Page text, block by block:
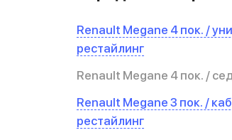
Renault Megane 4 пок. /
рестайлинг
Renault Megane 4 пок. /
Renault Megane 3 пок. /
рестайлинг